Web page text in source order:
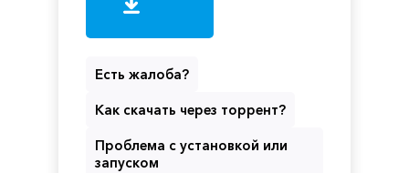
Есть жалоба?
Как скачать через торрент?
Проблема с установкой или
запуском